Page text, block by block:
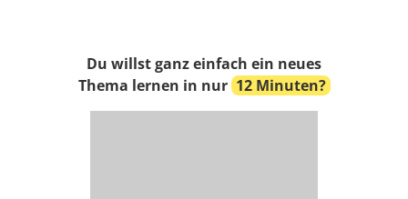
Du willst ganz einfach ein neues
Thema lernen in nur 12 Minuten?